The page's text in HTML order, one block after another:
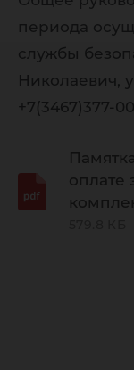
периода
службы
Николаевич,
+7(3467)377-
оплате